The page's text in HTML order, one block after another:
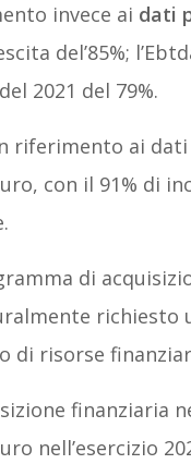
invece ai dati
del’85%;
2021 del 79%.
riferimento ai
con il 91% di
di
richiesto
di risorse
finanziaria
nell’esercizio